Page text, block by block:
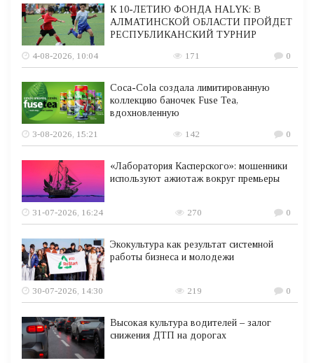
К 10-ЛЕТИЮ ФОНДА HALYK: В
АЛМАТИНСКОЙ ОБЛАСТИ ПРОЙДЕТ
РЕСПУБЛИКАНСКИЙ ТУРНИР
4-08-2026, 10:04
171 0
Coca-Cola создала лимитированную
коллекцию баночек Fuse Tea,
вдохновленную
3-08-2026, 15:21
142 0
«Лаборатория Касперского»: мошенники
используют ажиотаж вокруг премьеры
31-07-2026, 16:24 270 0
Экокультура как результат системной
работы бизнеса и молодежи
30-07-2026, 14:30 219 0
Высокая культура водителей – залог
снижения ДТП на дорогах